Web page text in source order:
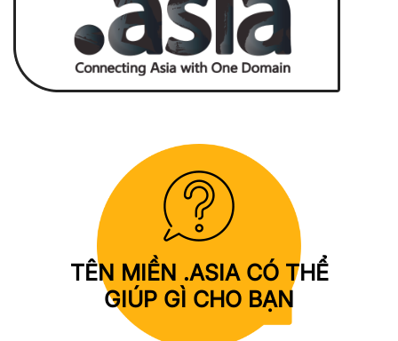
TÊN MIỀN .ASIACÓ THỂ
GIÚP GÌ CHO BẠN